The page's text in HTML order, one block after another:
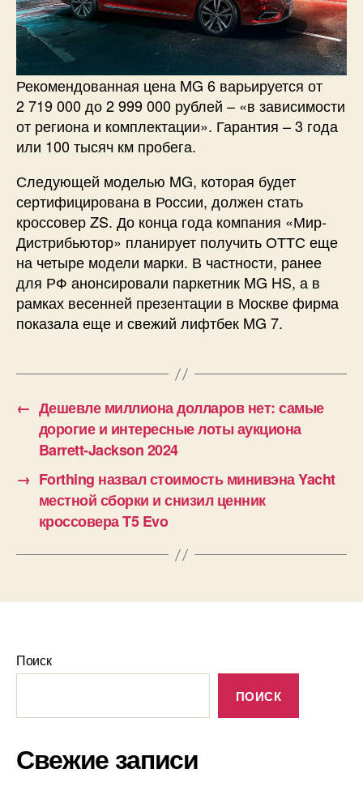
Рекомендованная цена MG 6 варьируется от
2 719 000 до 2 999 000 рублей – «в зависимости
от региона и комплектации». Гарантия – 3 года
или 100 тысяч км пробега.
Следующей моделью MG, которая будет
сертифицирована в России, должен стать
кроссовер ZS. До конца года компания «Мир-
Дистрибьютор» планирует получить ОТТС еще
на четыре модели марки. В частности, ранее
для РФ анонсировали паркетник MG HS, а в
рамках весенней презентации в Москве фирма
показала еще и свежий лифтбек MG 7.
← Дешевле миллиона долларов нет: самые
дорогие и интересные лоты аукциона
Barrett-Jackson 2024
→ Forthing назвал стоимость минивэна Yacht
местной сборки и снизил ценник
кроссовера T5 Evo
Поиск
ПОИСК
Свежие записи